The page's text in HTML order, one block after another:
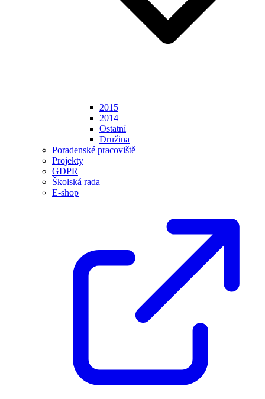
2015
2014
Ostatní
Družina
Poradenské pracoviště
Projekty
GDPR
Školská rada
E-shop